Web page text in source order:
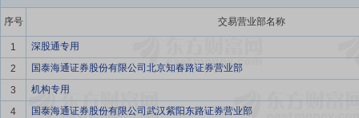
序号 交易营业部名称
1
深股通专用
2
国泰海通证券股份有限公司北京知春路证券营业部
3
机构专用
4
国泰海通证券股份有限公司武汉紫阳东路证券营业部